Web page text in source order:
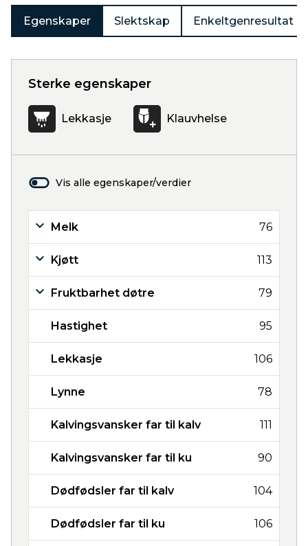
Egenskaper Slektskap Enkeltgenresultat
Sterke egenskaper
Lekkasje Klauvhelse
Vis alle egenskaper/verdier
Melk 76
Kjøtt 113
Fruktbarhet døtre 79
Hastighet 95
Lekkasje 106
Lynne 78
Kalvingsvansker far til kalv 111
Kalvingsvansker far til ku 90
Dødfødsler far til kalv 104
Dødfødsler far til ku 106